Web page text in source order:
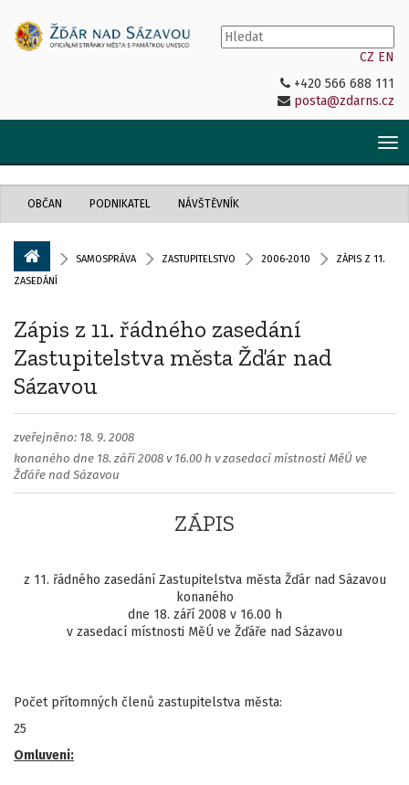
CZ EN
+420 566 688 111
posta@zdarns.cz
OBČAN PODNIKATEL NÁVŠTĚVNÍK
SAMOSPRÁVA ZASTUPITELSTVO 2006-2010
ZÁPIS Z 11.
ZASEDÁNÍ
Zápis z 11. řádného zasedání
Zastupitelstva města Žďár nad
Sázavou
zveřejněno: 18. 9. 2008
konaného dne 18. září 2008 v 16.00 h v zasedací místnosti MěÚ ve
Žďáře nad Sázavou
ZÁPIS
z 11. řádného zasedání Zastupitelstva města Žďár nad Sázavou
konaného
dne 18. září 2008 v 16.00 h
v zasedací místnosti MěÚ ve Žďáře nad Sázavou
Počet přítomných členů zastupitelstva města:
25
Omluveni: